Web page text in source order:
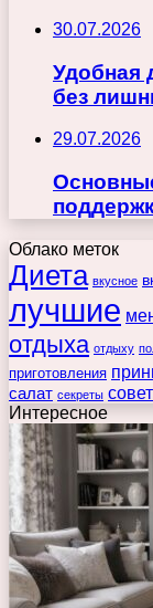
30.07.2026
Удобная
без
29.07.2026
Облако меток
Диета вкусное
лучшие
отдыха отдыху
приготовления
салат секреты
Интересное